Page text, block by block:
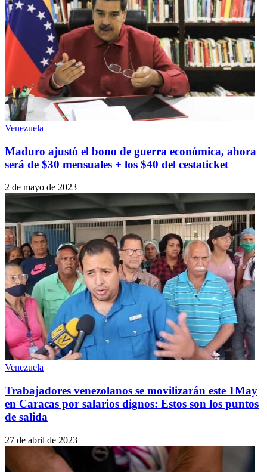
Venezuela
Maduro ajustó el bono de guerra económica, ahora
será de $30 mensuales + los $40 del cestaticket
2 de mayo de 2023
Venezuela
Trabajadores venezolanos se movilizarán este 1May
en Caracas por salarios dignos: Estos son los puntos
de salida
27 de abril de 2023